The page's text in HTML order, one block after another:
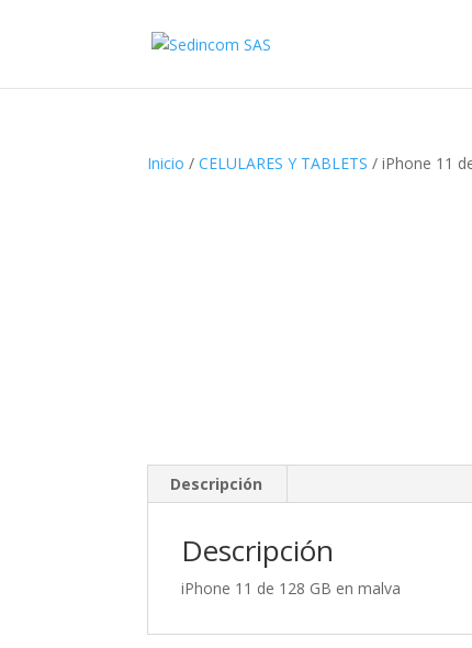
Inicio /CELULARES Y TABLETS / iPhone 11
Descripción
Descripción
iPhone 11 de 128 GB en malva